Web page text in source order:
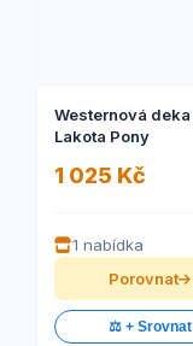
Westernová deka
Lakota Pony
1 025 Kč
1 nabídka
Porovnat
⚖️ + Srovnat